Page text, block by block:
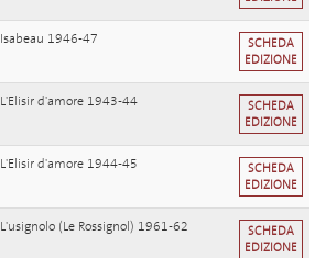
Isabeau 1946-47
SCHEDA
EDIZIONE
L'Elisir d'amore 1943-44
SCHEDA
EDIZIONE
L'Elisir d'amore 1944-45
SCHEDA
EDIZIONE
L'usignolo (Le Rossignol) 1961-62
SCHEDA
EDIZIONE